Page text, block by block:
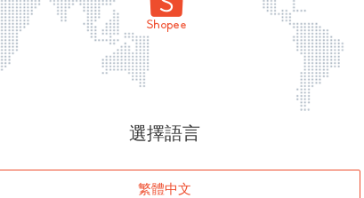
頁面無法顯示
登入
選擇語言
繁體中文